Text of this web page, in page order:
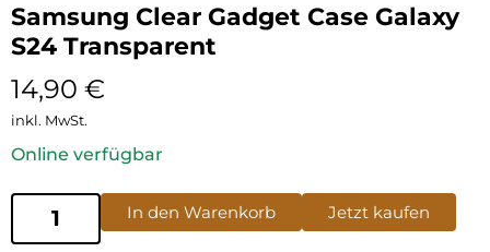
Samsung Clear Gadget Case Galaxy
S24 Transparent
14,90 €
inkl. MwSt.
Online verfügbar
In den Warenkorb Jetzt kaufen